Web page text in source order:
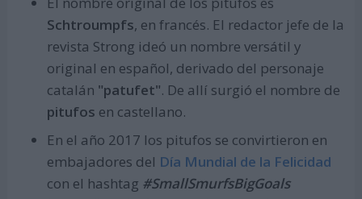
Schtroumpfs, en francés. El redactor jefe de la
revista Strong ideó un nombre versátil y
original en español, derivado del personaje
catalán "patufet". De allí surgió el nombre de
pitufos en castellano.
En el año 2017 los pitufos se convirtieron en
embajadores del Día Mundial de la Felicidad
con el hashtag #SmallSmurfsBigGoals